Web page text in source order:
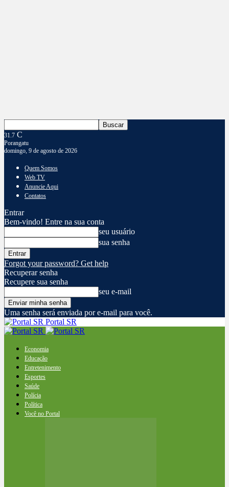
31.7 C
Porangatu
domingo, 9 de agosto de 2026
Quem Somos
Web TV
Anuncie Aqui
Contatos
Entrar
Bem-vindo! Entre na sua conta
seu usuário
sua senha
Forgot your password? Get help
Recuperar senha
Recupere sua senha
seu e-mail
Uma senha será enviada por e-mail para você.
Portal SR
Economia
Educação
Entretenimento
Esportes
Saúde
Polícia
Política
Você no Portal